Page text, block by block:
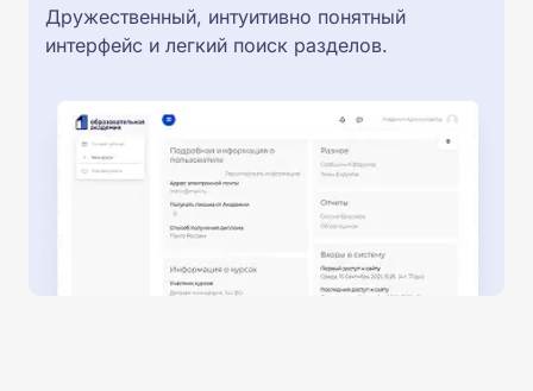
Дружественный, интуитивно понятный
интерфейс и легкий поиск разделов.